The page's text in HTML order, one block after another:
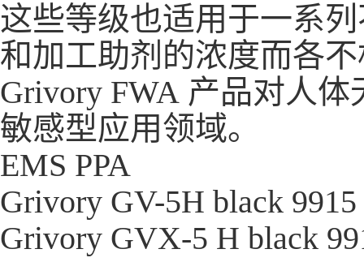
这些等级也适用于一系
和加工助剂的浓度而各
Grivory FWA 产品对人
敏感型应用领域。
EMS PPA
Grivory GV-5H black 9915
Grivory GVX-5 H black